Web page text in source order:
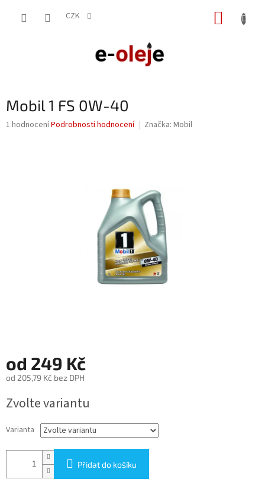
CZK
Mobil 1 FS 0W-40
Průměrné
1 hodnoceníPodrobnosti hodnocení Značka: Mobil
od 249 Kč
od 205,79 Kč bez DPH
cena:
Zvolte variantu
Varianta
Přidat do košíku